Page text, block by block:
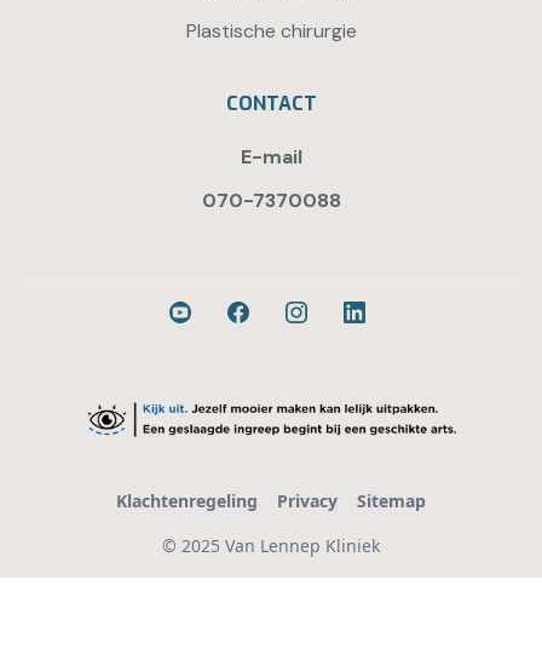
Plastische chirurgie
CONTACT
E-mail
070-7370088
© 2025 Van Lennep Kliniek
Klachtenregeling Privacy Sitemap